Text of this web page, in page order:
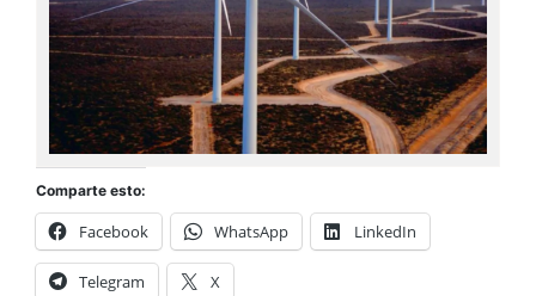
Comparte esto:
Facebook WhatsApp LinkedIn
Telegram X